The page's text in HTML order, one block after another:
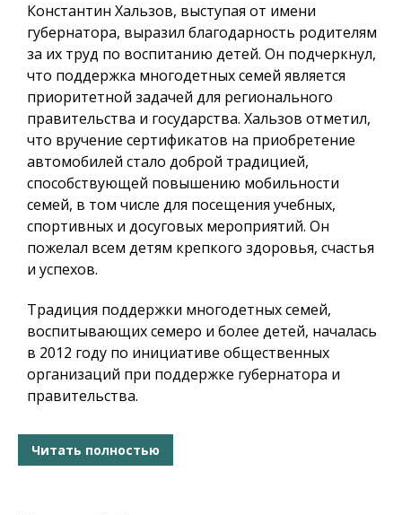
Константин Хальзов, выступая от имени
губернатора, выразил благодарность родителям
за их труд по воспитанию детей. Он подчеркнул,
что поддержка многодетных семей является
приоритетной задачей для регионального
правительства и государства. Хальзов отметил,
что вручение сертификатов на приобретение
автомобилей стало доброй традицией,
способствующей повышению мобильности
семей, в том числе для посещения учебных,
спортивных и досуговых мероприятий. Он
пожелал всем детям крепкого здоровья, счастья
и успехов.
Традиция поддержки многодетных семей,
воспитывающих семеро и более детей, началась
в 2012 году по инициативе общественных
организаций при поддержке губернатора и
правительства.
Читать полностью